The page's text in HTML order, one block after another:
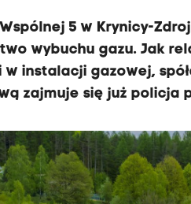
5 w Krynicy-
wybuchu gazu. Jak
instalacji gazowej,
zajmuje się już policja